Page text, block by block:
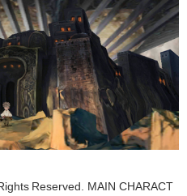
Reserved. MAIN CHARACT